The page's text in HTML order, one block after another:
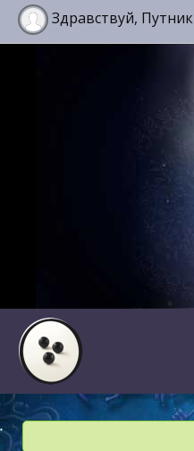
Здравствуй, Путник